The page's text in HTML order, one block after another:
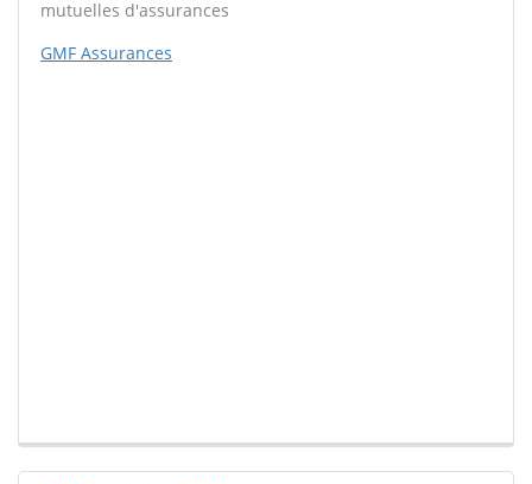
mutuelles d'assurances
GMF Assurances